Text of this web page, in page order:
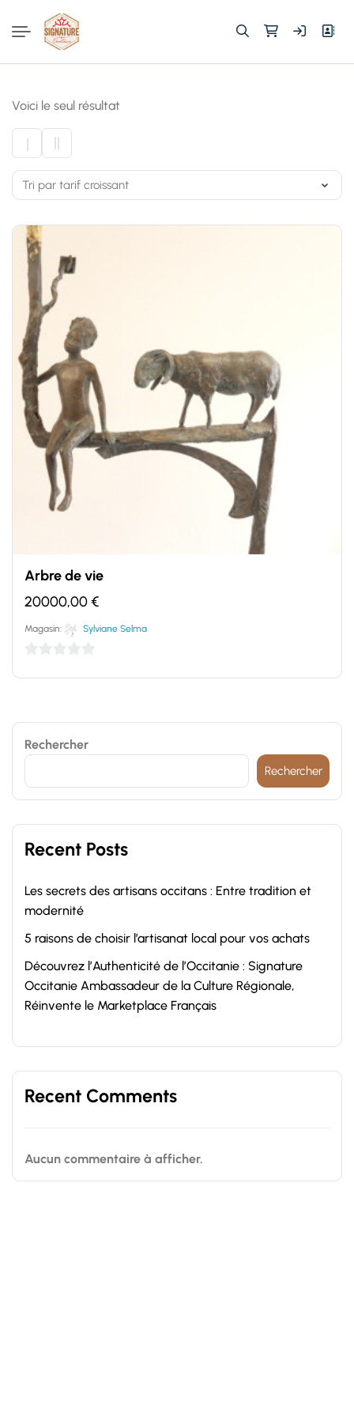
Rechercher :
Voici le seul résultat
Arbre de vie
20000,00€
Magasin: Sylviane Selma
Rechercher
Rechercher
Recent Posts
Les secrets des artisans occitans : Entre tradition et
modernité
5 raisons de choisir l’artisanat local pour vos achats
Découvrez l’Authenticité de l’Occitanie : Signature
Occitanie Ambassadeur de la Culture Régionale,
Réinvente le Marketplace Français
Recent Comments
Aucun commentaire à afficher.